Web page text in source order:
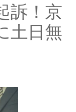
訴！京
土日無